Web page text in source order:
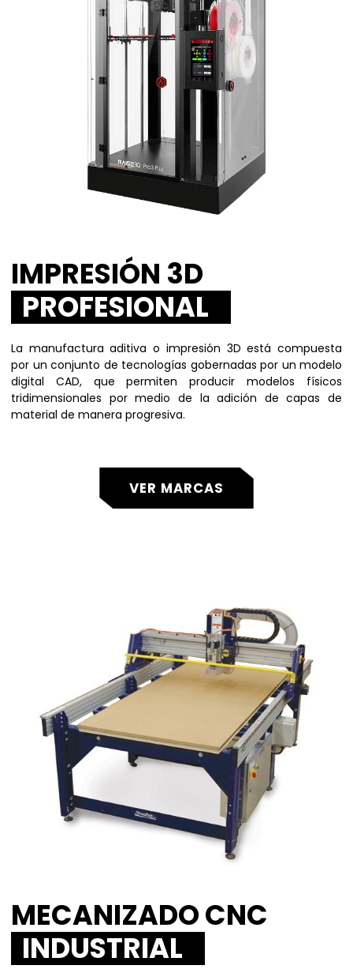
IMPRESIÓN 3D
PROFESIONAL
La manufactura aditiva o impresión 3D está compuesta
por un conjunto de tecnologías gobernadas por un modelo
digital CAD, que permiten producir modelos físicos
tridimensionales por medio de la adición de capas de
material de manera progresiva.
VER MARCAS
MECANIZADO CNC
INDUSTRIAL